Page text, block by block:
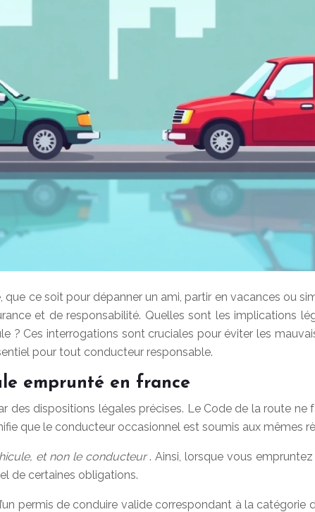
ce soit pour dépanner un ami, partir en vacances ou
et de responsabilité. Quelles sont les implications
? Ces interrogations sont cruciales pour éviter les
pour tout conducteur responsable.
emprunté en france
des dispositions légales précises. Le Code de la route
que le conducteur occasionnel est soumis aux mêmes
et non le conducteur. Ainsi, lorsque vous
de certaines obligations.
permis de conduire valide correspondant à la